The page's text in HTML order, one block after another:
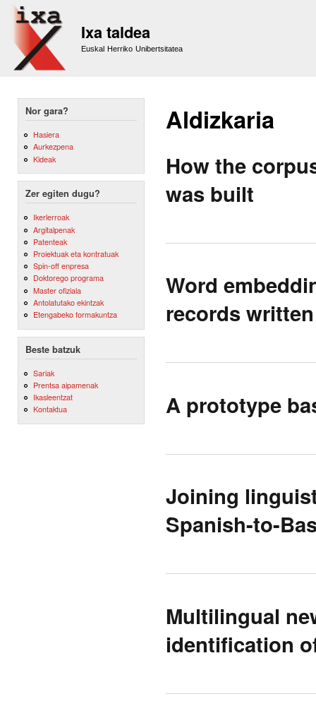
Ixa taldea
Euskal Herriko Unibertsitatea
Nor gara?
Hasiera
Aurkezpena
Kideak
Zer egiten dugu?
Ikerlerroak
Argitalpenak
Patenteak
Proiektuak eta kontratuak
Spin-off enpresa
Doktorego programa
Master ofiziala
Antolatutako ekintzak
Etengabeko formakuntza
Beste batzuk
Sariak
Prentsa aipamenak
Ikasleentzat
Kontaktua
Aldizkaria
How the
was built
Word
records
A prototype
Joining
Spanish-to-
Multilingual
identification